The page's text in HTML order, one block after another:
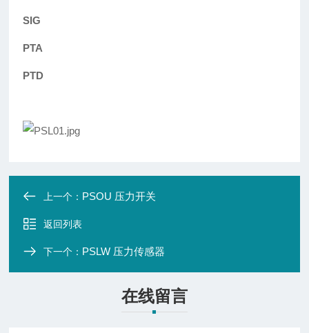
SIG
PTA
PTD
上一个： PSOU 压力开关
返回列表
下一个： PSLW 压力传感器
在线留言